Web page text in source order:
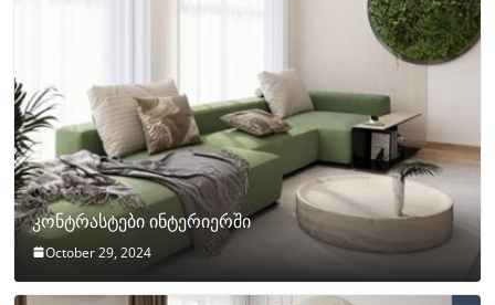
კონტრასტები ინტერიერში
October 29, 2024